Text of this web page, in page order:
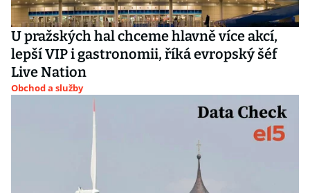
U pražských hal chceme hlavně více akcí,
lepší VIP i gastronomii, říká evropský šéf
Live Nation
Obchod a služby